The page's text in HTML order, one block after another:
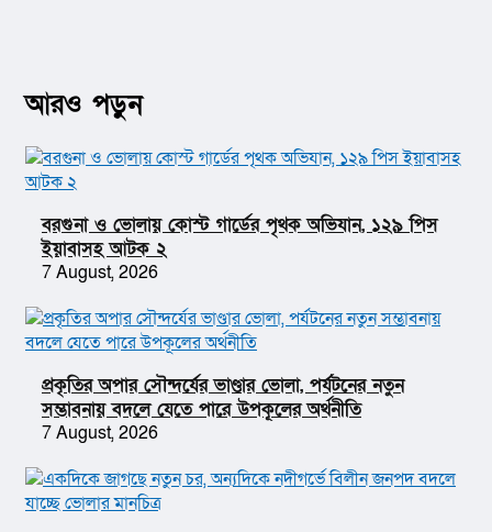
আরও পড়ুন
বরগুনা ও ভোলায় কোস্ট গার্ডের পৃথক অভিযান, ১২৯ পিস
ইয়াবাসহ আটক ২
7 August, 2026
প্রকৃতির অপার সৌন্দর্যের ভাণ্ডার ভোলা, পর্যটনের নতুন
সম্ভাবনায় বদলে যেতে পারে উপকূলের অর্থনীতি
7 August, 2026